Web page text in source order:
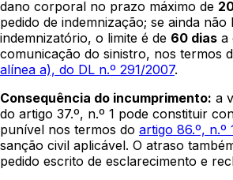
dano corporal no prazo máximo de
pedido de indemnização; se ainda
indemnizatório, o limite é de 60 dias a
comunicação do sinistro, nos termos
alínea a), do DL n.º 291/2007.
Consequência do incumprimento: a
do artigo 37.º, n.º 1 pode constituir
punível nos termos do artigo 86.º, n.º
sanção civil aplicável. O atraso
pedido escrito de esclarecimento e